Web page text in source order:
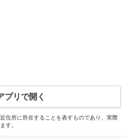
プリで開く
住所に所在することを表すものであり、実際
す。